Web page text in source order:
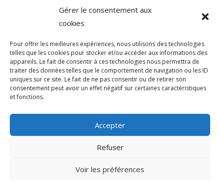
Gérer le consentement aux
cookies
Pour offrir les meilleures expériences, nous utilisons des technologies
telles que les cookies pour stocker et/ou accéder aux informations des
appareils. Le fait de consentir à ces technologies nous permettra de
traiter des données telles que le comportement de navigation ou les ID
uniques sur ce site. Le fait de ne pas consentir ou de retirer son
consentement peut avoir un effet négatif sur certaines caractéristiques
et fonctions.
Accepter
Refuser
Voir les préférences
Direction de l'information légale et administrative
comarquage developpé par
© 2026 Mairie de Sainte-Léocadie | Site